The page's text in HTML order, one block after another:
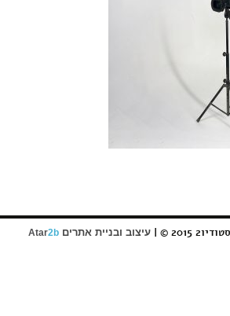
2015 © | עיצוב ובניית אתרים Atar2b